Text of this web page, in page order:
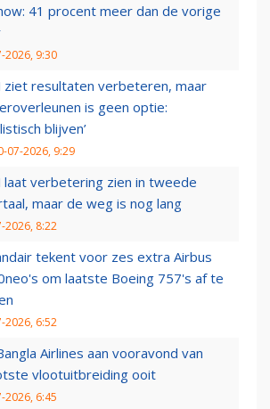
41 procent meer dan de vorige
2026, 9:30
ziet resultaten verbeteren, maar
is geen optie:
blijven’
07-2026, 9:29
laat verbetering zien in tweede
maar de weg is nog lang
2026, 8:22
tekent voor zes extra Airbus
om laatste Boeing 757's af te
2026, 6:52
Airlines aan vooravond van
vlootuitbreiding ooit
2026, 6:45